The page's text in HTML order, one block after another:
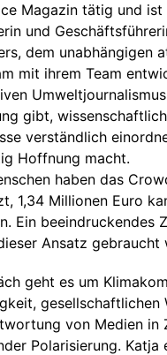
Magazin tätig und ist
und
dem unabhängigen
mit ihrem Team
gibt,
verständlich
Hoffnung macht.
haben das
1,34 Millionen Euro
Ein beeindruckendes
Ansatz gebraucht
geht es um
gesellschaftlichen
von Medien in
Polarisierung.